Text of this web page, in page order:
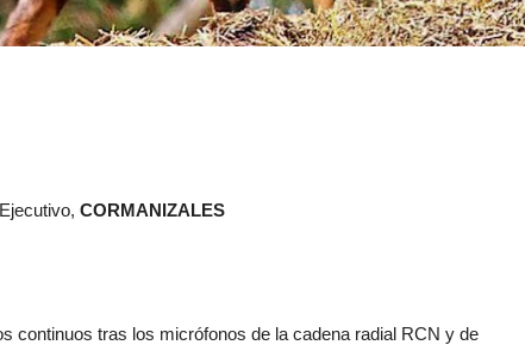
CORMANIZALES
continuos tras los micrófonos de la cadena radial RCN y de